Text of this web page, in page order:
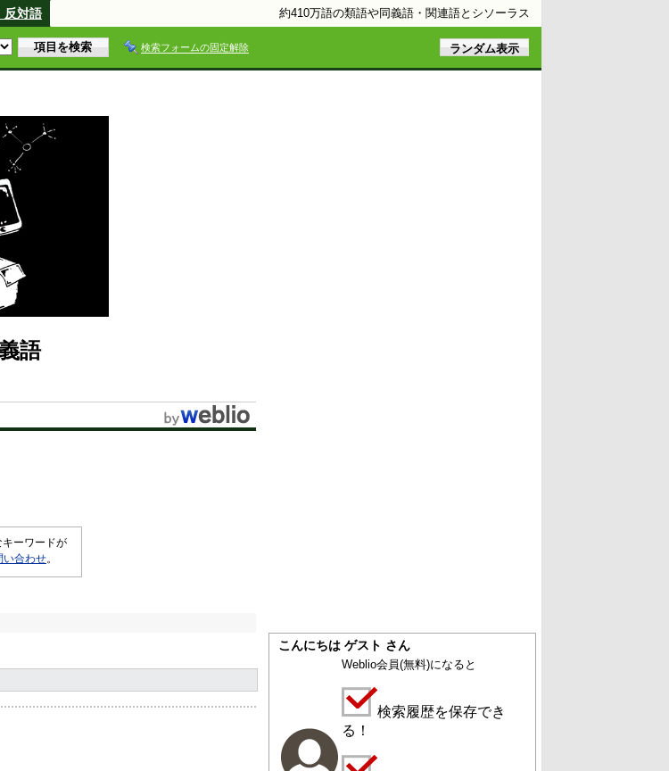
反対語 約410万語の類語や同義語・関連語とシソーラス
検索フォームの固定解除
語
ーワードが
い合わせ。
こんにちは ゲスト さん
Weblio会員(無料)になると
検索履歴を保存でき
る！